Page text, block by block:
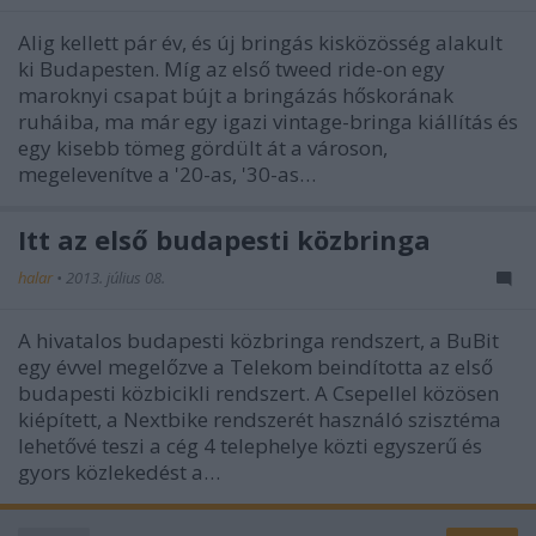
Alig kellett pár év, és új bringás kisközösség alakult
ki Budapesten. Míg az első tweed ride-on egy
maroknyi csapat bújt a bringázás hőskorának
ruháiba, ma már egy igazi vintage-bringa kiállítás és
egy kisebb tömeg gördült át a városon,
megelevenítve a '20-as, '30-as…
Itt az első budapesti közbringa
halar • 2013. július 08.
A hivatalos budapesti közbringa rendszert, a BuBit
egy évvel megelőzve a Telekom beindította az első
budapesti közbicikli rendszert. A Csepellel közösen
kiépített, a Nextbike rendszerét használó szisztéma
lehetővé teszi a cég 4 telephelye közti egyszerű és
gyors közlekedést a…